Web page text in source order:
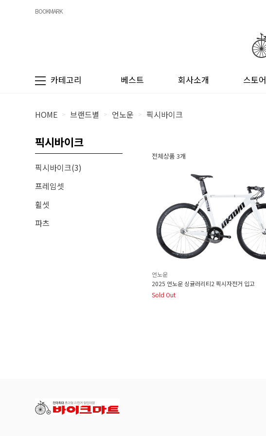
BOOKMARK
카테고리 베스트 회사소개 스토어
HOME > 브랜드별 > 언노운 > 픽시바이크
픽시바이크
픽시바이크(3)
프레임셋
휠셋
파츠
전체상품 3개
언노운
2025 언노운 싱귤러리티2 픽시자전거 입고
Sold Out